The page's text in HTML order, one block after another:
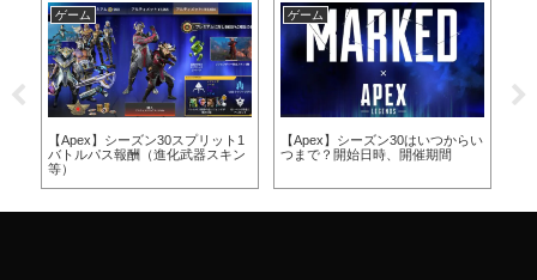
ゲーム
【Apex】シーズン30スプリット1
バトルパス報酬（進化武器スキン
等）
ゲーム
【Apex】シーズン30はいつからい
つまで？開始日時、開催期間